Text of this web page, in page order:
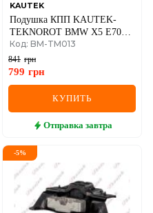
KAUTEK
Подушка КПП KAUTEK-
TEKNOROT BMW X5 E70
07-,X6 E71
Код: BM-TM013
841 грн
799 грн
КУПИТЬ
Отправка завтра
-5%